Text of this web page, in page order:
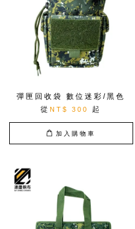
彈匣回收袋 數位迷彩/黑色
從NT$ 300 起
加入購物車